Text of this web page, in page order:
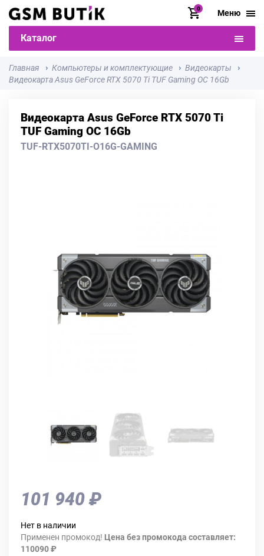
0 Меню
Каталог
Главная Компьютеры и комплектующие
Видеокарты
Видеокарта Asus GeForce RTX 5070 Ti TUF Gaming OC 16Gb
Видеокарта Asus GeForce RTX 5070 Ti
TUF Gaming OC 16Gb
TUF-RTX5070TI-O16G-GAMING
101 940 ₽
Нет в наличии
Применен промокод! Цена без промокода составляет:
110090 ₽